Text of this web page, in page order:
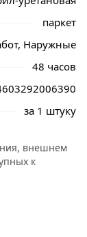
паркет
Наружные
48 часов
за 1 штуку
внешнем
к